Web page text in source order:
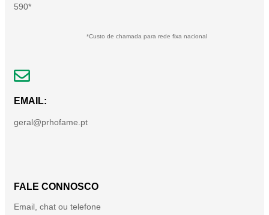
590*
*Custo de chamada para rede fixa nacional
EMAIL:
geral@prhofame.pt
FALE CONNOSCO
Email, chat ou telefone